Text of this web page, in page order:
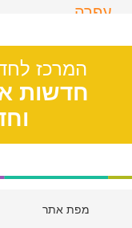
עפרה
המרכז
חדשות
מפת אתר